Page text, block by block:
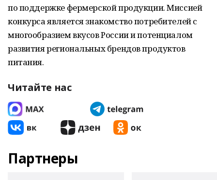
по поддержке фермерской продукции. Миссией
конкурса является знакомство потребителей с
многообразием вкусов России и потенциалом
развития региональных брендов продуктов
питания.
Читайте нас
Партнеры